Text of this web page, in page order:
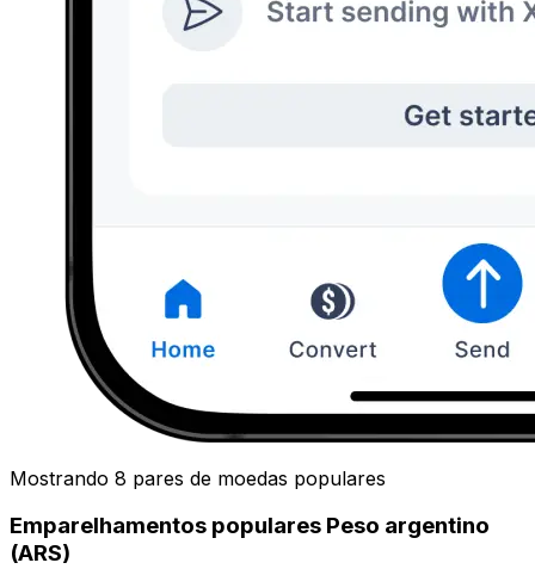
Mostrando 8 pares de moedas populares
Emparelhamentos populares Peso argentino
(ARS)